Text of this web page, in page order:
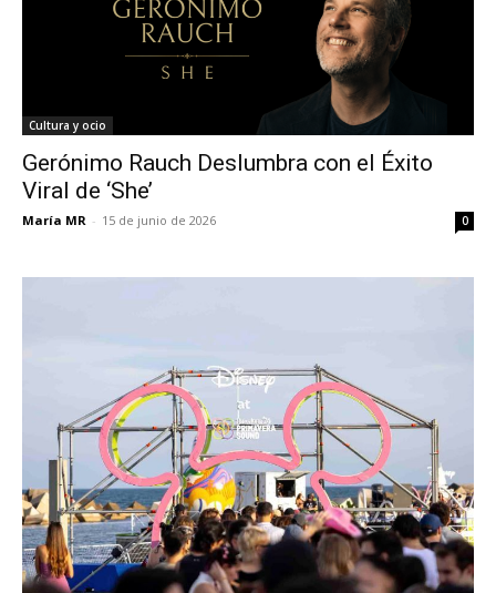
Cultura y ocio
Gerónimo Rauch Deslumbra con el Éxito
Viral de ‘She’
María MR - 15 de junio de 2026 0